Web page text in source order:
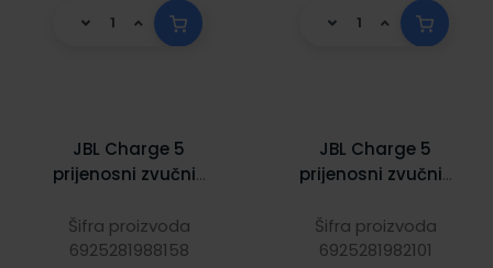
JBL Charge 5
prijenosni zvučnik
vodootporan
IP67, bijeli
Šifra proizvoda
6925281988158
JBL Charge 5
prijenosni zvučnik
vodootporan
IP67, crveni
Šifra proizvoda
6925281982101